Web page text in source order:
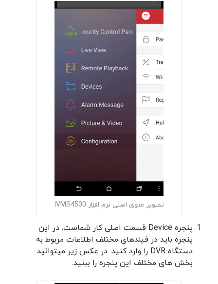
تصویر منوی اصلی نرم افزار IVMS4500
پنجره Device قسمت اصلی کار شماست. در این
پنجره باید در فیلدهای مختلف اطلاعات مربوط به
دستگاه DVR را وارد کنید. در عکس زیر میتوانید
بخش های مختلف این پنجره را ببنید.